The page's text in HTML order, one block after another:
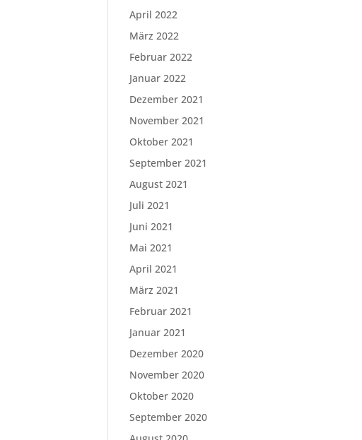
April 2022
März 2022
Februar 2022
Januar 2022
Dezember 2021
November 2021
Oktober 2021
September 2021
August 2021
Juli 2021
Juni 2021
Mai 2021
April 2021
März 2021
Februar 2021
Januar 2021
Dezember 2020
November 2020
Oktober 2020
September 2020